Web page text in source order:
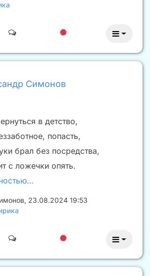
Симонов
в детство,
попасть,
брал без посредства,
с ложечки опять.
, 23.08.2024 19:53